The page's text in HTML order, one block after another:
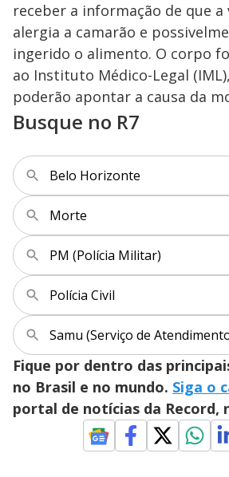
receber a informação de que
alergia a camarão e
ingerido o alimento. O corpo
ao Instituto Médico-Legal
poderão apontar a causa da
Busque no R7
Belo Horizonte
Morte
PM (Polícia Militar)
Polícia Civil
Fique por dentro das
no Brasil e no mundo. Siga o
portal de notícias da Record,